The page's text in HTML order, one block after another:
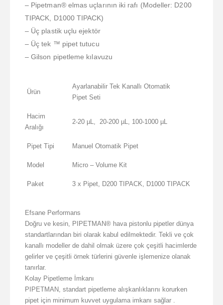
– Pipetman® elmas uçlarının iki rafı (Modeller: D200
TIPACK, D1000 TIPACK)
– Üç plastik uçlu ejektör
– Üç tek ™ pipet tutucu
– Gilson pipetleme kılavuzu
Ürün
Ayarlanabilir Tek Kanallı Otomatik
Pipet Seti
Hacim
Aralığı
2-20 µL, 20-200 µL, 100-1000 µL
Pipet Tipi Manuel Otomatik Pipet
Model Micro – Volume Kit
Paket 3 x Pipet, D200 TIPACK, D1000 TIPACK
Efsane Performans
Doğru ve kesin, PIPETMAN® hava pistonlu pipetler dünya
standartlarından biri olarak kabul edilmektedir. Tekli ve çok
kanallı modeller de dahil olmak üzere çok çeşitli hacimlerde
gelirler ve çeşitli örnek türlerini güvenle işlemenize olanak
tanırlar.
Kolay Pipetleme İmkanı
PIPETMAN, standart pipetleme alışkanlıklarını korurken
pipet için minimum kuvvet uygulama imkanı sağlar .